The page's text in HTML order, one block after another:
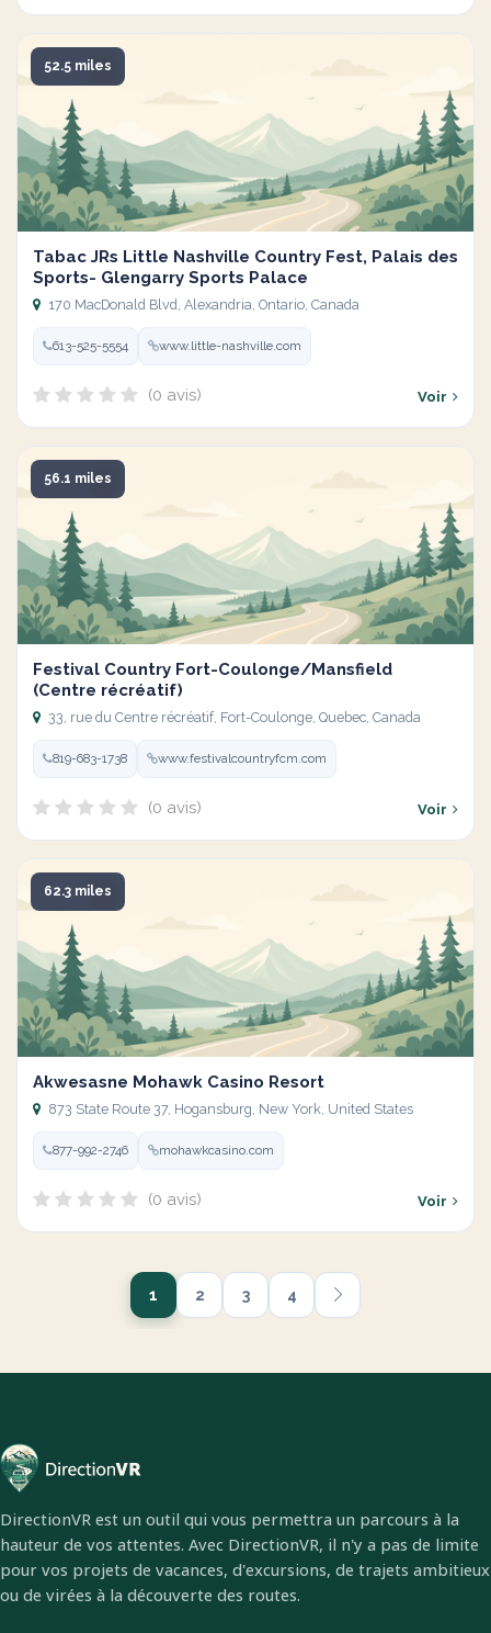
52.5 miles
Tabac JRs Little Nashville Country Fest, Palais des
Sports- Glengarry Sports Palace
170 MacDonald Blvd, Alexandria, Ontario, Canada
613-525-5554 www.little-nashville.com
(0 avis) Voir
56.1 miles
Festival Country Fort-Coulonge/Mansfield
(Centre récréatif)
33, rue du Centre récréatif, Fort-Coulonge, Quebec, Canada
819-683-1738 www.festivalcountryfcm.com
(0 avis) Voir
62.3 miles
Akwesasne Mohawk Casino Resort
873 State Route 37, Hogansburg, New York, United States
877-992-2746 mohawkcasino.com
(0 avis) Voir
1 2 3 4
DirectionVR est un outil qui vous permettra un parcours à la
hauteur de vos attentes. Avec DirectionVR, il n'y a pas de limite
pour vos projets de vacances, d'excursions, de trajets ambitieux
ou de virées à la découverte des routes.